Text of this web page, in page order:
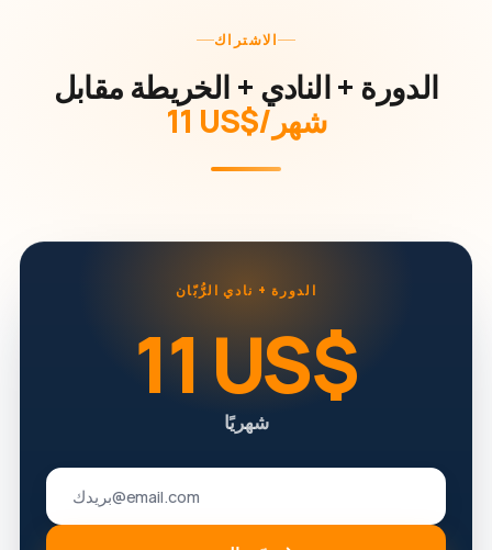
الاشتراك
الدورة + النادي + الخريطة مقابل
‏11 US$/شهر
الدورة + نادي الرُّبّان
‏11 US$
شهريًا